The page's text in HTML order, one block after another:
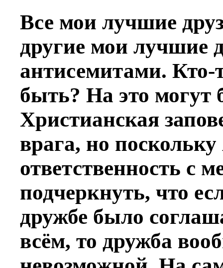
Все мои лучшие
другие мои лучшие
антисемитами. Кто-
быть? На это могут
Христианская
врага, но
ответственность с
подчеркнуть, что
дружбе было
всём, то дружба